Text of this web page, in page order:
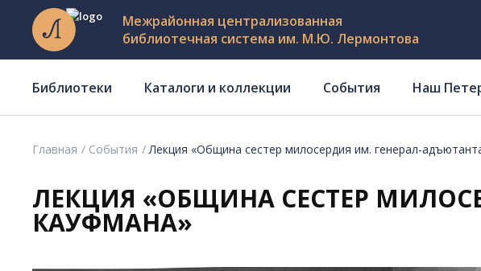
Межрайонная централизованная
библиотечная система им. М.Ю. Лермонтова
Библиотеки Каталоги и коллекции События Наш
Главная События Лекция «Община сестер милосердия им. генерал-
ЛЕКЦИЯ «ОБЩИНА СЕСТЕР
КАУФМАНА»